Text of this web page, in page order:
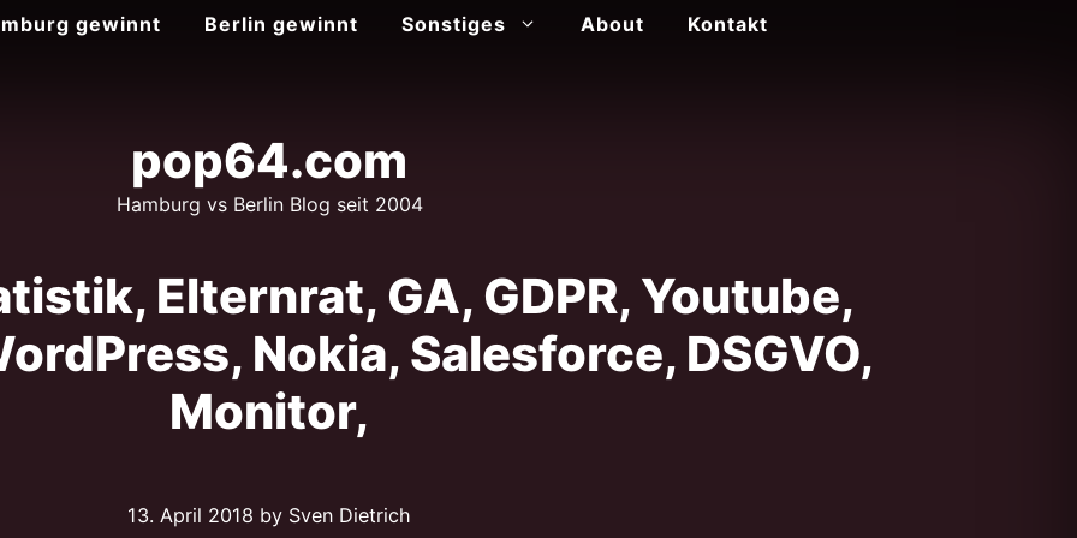
gewinnt Berlin gewinnt Sonstiges About Kontakt
pop64.com
Hamburg vs Berlin Blog seit 2004
Elternrat, GA, GDPR, Youtube,
Nokia, Salesforce, DSGVO,
Monitor,
13. April 2018 by Sven Dietrich